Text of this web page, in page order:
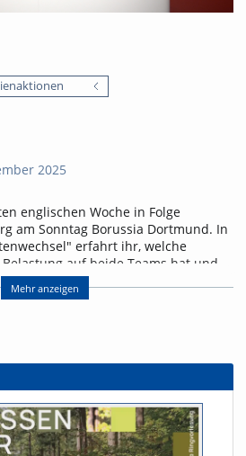
2025
englischen Woche in Folge
am Sonntag Borussia Dortmund. In
erfahrt ihr, welche
auf beide Teams hat und
fast schon ein kleines
Mehr anzeigen